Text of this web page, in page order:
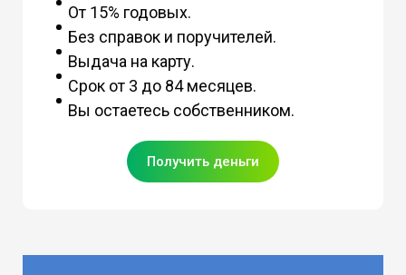
От 15% годовых.
Без справок и поручителей.
Выдача на карту.
Срок от 3 до 84 месяцев.
Вы остаетесь собственником.
Получить деньги